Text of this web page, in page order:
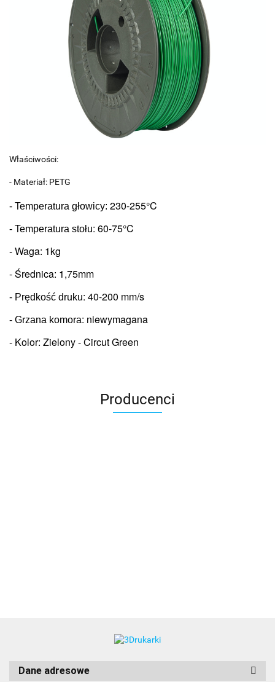
Właściwości:
- Materiał: PETG
- Temperatura głowicy: 230-255°C
- Temperatura stołu: 60-75°C
- Waga: 1kg
- Średnica: 1,75mm
- Prędkość druku: 40-200 mm/s
- Grzana komora: niewymagana
- Kolor: Zielony - Circut Green
Producenci
Dane adresowe